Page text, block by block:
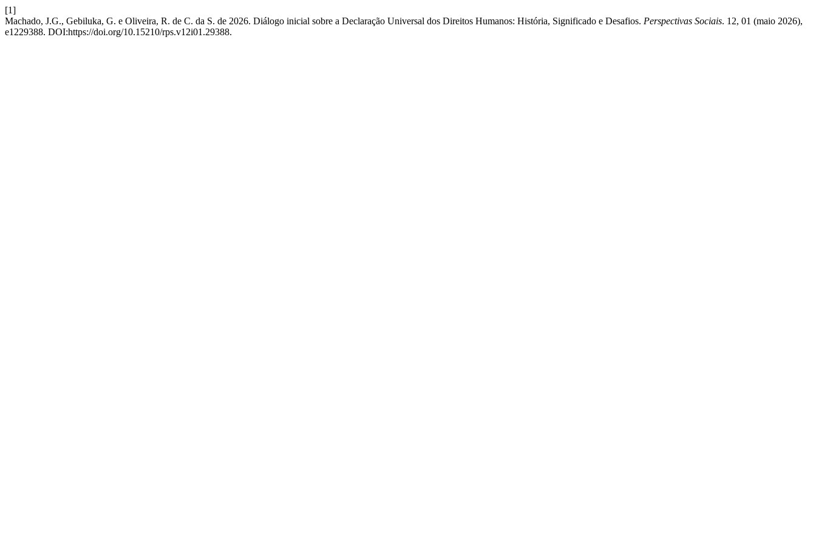
[1]
Machado, J.G., Gebiluka, G. e Oliveira, R. de C. da S. de 2026. Diálogo inicial sobre a Declaração Universal dos Direitos Humanos: História, Significado e Desafios. Perspectivas Sociais. 12, 01 (maio 2026),
e1229388. DOI:https://doi.org/10.15210/rps.v12i01.29388.